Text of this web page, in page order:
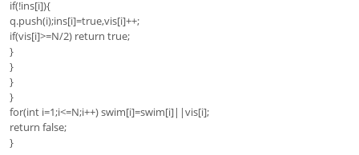
if(!ins[i]){
q.push(i);ins[i]=true,vis[i]++;
if(vis[i]>=N/2) return true;
}
}
}
}
for(int i=1;i<=N;i++) swim[i]=swim[i]||vis[i];
return false;
}